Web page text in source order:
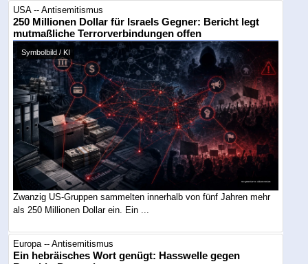
USA -- Antisemitismus
250 Millionen Dollar für Israels Gegner: Bericht legt
mutmaßliche Terrorverbindungen offen
Symbolbild / KI
Zwanzig US-Gruppen sammelten innerhalb von fünf Jahren mehr
als 250 Millionen Dollar ein. Ein ...
Europa -- Antisemitismus
Ein hebräisches Wort genügt: Hasswelle gegen